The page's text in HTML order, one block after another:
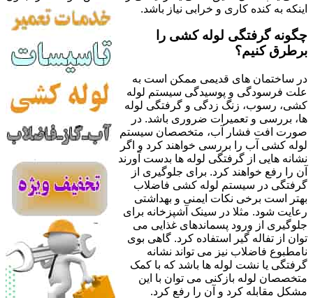
اینکه به کنده کاری و خرابی نیاز باشد.
چگونه گرفتگی لوله کشی را
برطرق کنیم؟
در ساختمان های قدیمی ممکن است به
علت فرسودگی و پوسیدگی سیستم لوله
کشی، رسوب، زنگ زدگی و گرفتگی لوله
ها، بررسی و تعمیرات ضروری باشد. در
صورت افت فشار آب، متخصصان سیستم
لوله کشی آب را بررسی خواهند کرد و اگر
نشانه هایی از گرفتگی لوله ها بدست آورند
آن را رفع خواهند کرد. برای جلوگیری از
گرفتگی در سیستم لوله کشی فاضلاب
بهتر است برخی نکات ایمنی و بهداشتی
رعایت شود. مثلا در سینک آشپزخانه برای
جلوگیری از ورود پسماندهای غذایی می
توان از تفاله گیر استفاده کرد. گاهی بوی
نامطبوع فاضلاب نیز می تواند نشانه
گرفتگی یا نشت لوله ها باشد که با کمک
متخصصان لوله بازکنی می توان با این
مشکل مقابله کرد و آن را رفع کرد.